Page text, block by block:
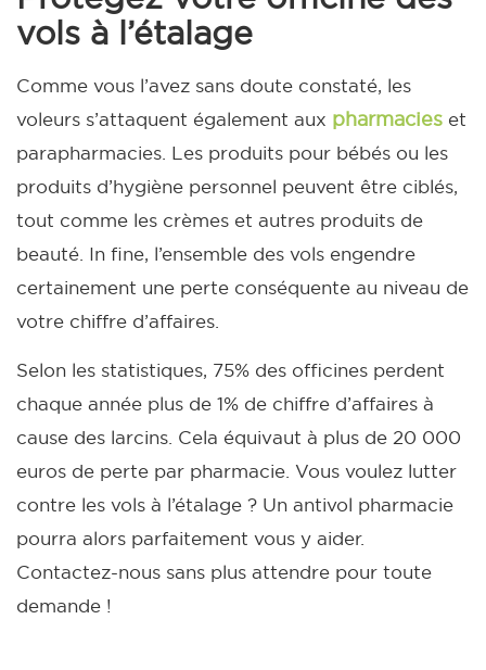
vols à l’étalage
Comme vous l’avez sans doute constaté, les
voleurs s’attaquent également aux pharmacies et
parapharmacies. Les produits pour bébés ou les
produits d’hygiène personnel peuvent être ciblés,
tout comme les crèmes et autres produits de
beauté. In fine, l’ensemble des vols engendre
certainement une perte conséquente au niveau de
votre chiffre d’affaires.
Selon les statistiques, 75% des officines perdent
chaque année plus de 1% de chiffre d’affaires à
cause des larcins. Cela équivaut à plus de 20 000
euros de perte par pharmacie. Vous voulez lutter
contre les vols à l’étalage ? Un antivol pharmacie
pourra alors parfaitement vous y aider.
Contactez-nous sans plus attendre pour toute
demande !